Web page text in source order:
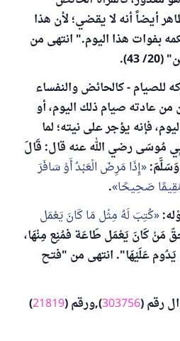
أيضاً أنه لا يقضي؛ لأن هذا
هذا اليوم." انتهى من
43).
للصيام - كالحائض والنفساء
عادته صيام ذلك اليوم، أو
فإنه يؤجر على نيته؛ لما
(2996) عن أَبِي مُوسَى رضي الله عنه قال: قَالَ
إِذَا مَرِضَ الْعَبْدُ أَوْ سَافَرَ
صَحِيحًا .
كُتِبَ لَهُ مِثْل مَا كَانَ يَعْمَل
مَنْ كَانَ يَعْمَل طَاعَة فمُنِع مِنْهَا،
يَدُوم عَلَيْهَا". انتهى من "فتح
رقم (303756),ورقم (21819
)